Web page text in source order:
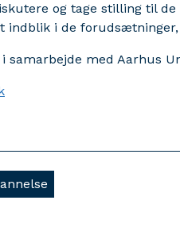
og tage stilling til de
indblik i de forudsætninger,
samarbejde med Aarhus